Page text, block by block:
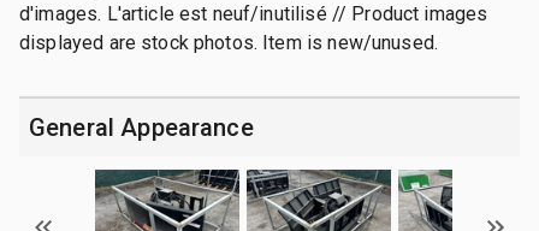
d'images. L'article est neuf/inutilisé // Product images
displayed are stock photos. Item is new/unused.
General Appearance